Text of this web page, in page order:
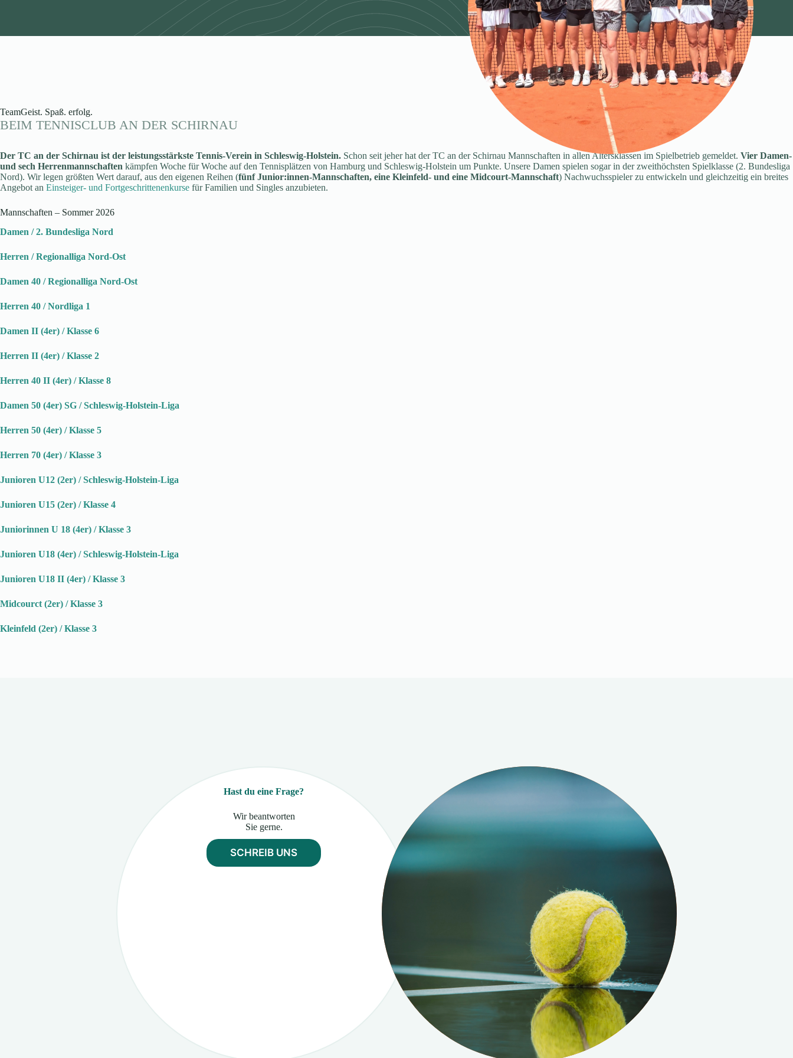
TeamGeist. Spaß. erfolg.
BEIM TENNISCLUB AN DER SCHIRNAU
Der TC an der Schirnau ist der leistungsstärkste Tennis-Verein in Schleswig-Holstein. Schon seit jeher hat der TC an der Schirnau Mannschaften in allen Altersklassen im Spielbetrieb gemeldet. Vier Damen-
und sech Herrenmannschaften kämpfen Woche für Woche auf den Tennisplätzen von Hamburg und Schleswig-Holstein um Punkte. Unsere Damen spielen sogar in der zweithöchsten Spielklasse (2. Bundesliga
Nord). Wir legen größten Wert darauf, aus den eigenen Reihen (fünf Junior:innen-Mannschaften, eine Kleinfeld- und eine Midcourt-Mannschaft) Nachwuchsspieler zu entwickeln und gleichzeitig ein breites
Angebot an Einsteiger- und Fortgeschrittenenkurse für Familien und Singles anzubieten.
Mannschaften – Sommer 2026
Damen / 2. Bundesliga Nord
Herren / Regionalliga Nord-Ost
Damen 40 / Regionalliga Nord-Ost
Herren 40 / Nordliga 1
Damen II (4er) / Klasse 6
Herren II (4er) / Klasse 2
Herren 40 II (4er) / Klasse 8
Damen 50 (4er) SG / Schleswig-Holstein-Liga
Herren 50 (4er) / Klasse 5
Herren 70 (4er) / Klasse 3
Junioren U12 (2er) / Schleswig-Holstein-Liga
Junioren U15 (2er) / Klasse 4
Juniorinnen U 18 (4er) / Klasse 3
Junioren U18 (4er) / Schleswig-Holstein-Liga
Junioren U18 II (4er) / Klasse 3
Midcourct (2er) / Klasse 3
Kleinfeld (2er) / Klasse 3
Hast du eine Frage?
Wir beantworten
Sie gerne.
SCHREIB UNS